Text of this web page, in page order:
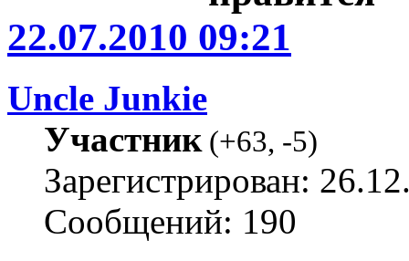
22.07.2010 09:21
Uncle Junkie
Участник(+63, -5)
Зарегистрирован:
Сообщений: 190